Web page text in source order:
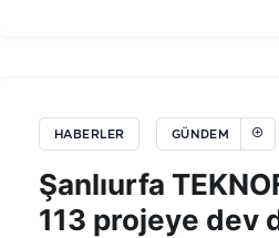
HABERLER GÜNDEM
Şanlıurfa
113 projeye dev